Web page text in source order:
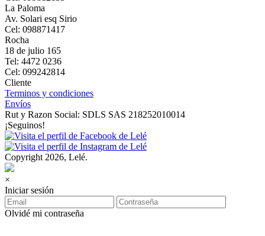
La Paloma
Av. Solari esq Sirio
Cel: 098871417
Rocha
18 de julio 165
Tel: 4472 0236
Cel: 099242814
Cliente
Terminos y condiciones
Envíos
Rut y Razon Social: SDLS SAS 218252010014
¡Seguinos!
Copyright 2026, Lelé.
×
Iniciar sesión
Olvidé mi contraseña